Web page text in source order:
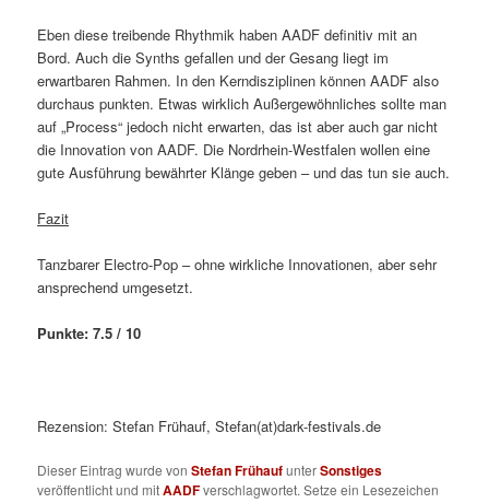
Eben diese treibende Rhythmik haben AADF definitiv mit an
Bord. Auch die Synths gefallen und der Gesang liegt im
erwartbaren Rahmen. In den Kerndisziplinen können AADF also
durchaus punkten. Etwas wirklich Außergewöhnliches sollte man
auf „Process“ jedoch nicht erwarten, das ist aber auch gar nicht
die Innovation von AADF. Die Nordrhein-Westfalen wollen eine
gute Ausführung bewährter Klänge geben – und das tun sie auch.
Fazit
Tanzbarer Electro-Pop – ohne wirkliche Innovationen, aber sehr
ansprechend umgesetzt.
Punkte: 7.5 / 10
Rezension: Stefan Frühauf, Stefan(at)dark-festivals.de
Dieser Eintrag wurde vonStefan FrühaufunterSonstiges
veröffentlicht und mitAADFverschlagwortet. Setze ein Lesezeichen